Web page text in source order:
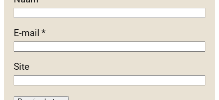
E-mail*
Site